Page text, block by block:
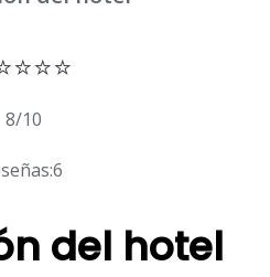
8/10
del hotel